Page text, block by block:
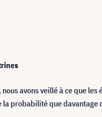
avons veillé à ce que
probabilité que